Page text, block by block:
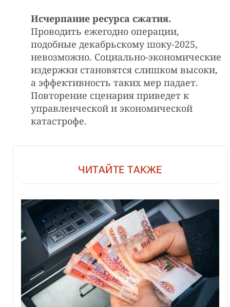
Исчерпание ресурса сжатия.
Проводить ежегодно операции,
подобные декабрьскому шоку-2025,
невозможно. Социально-экономические
издержки становятся слишком высоки,
а эффективность таких мер падает.
Повторение сценария приведет к
управленческой и экономической
катастрофе.
ЧИТАЙТЕ ТАКЖЕ